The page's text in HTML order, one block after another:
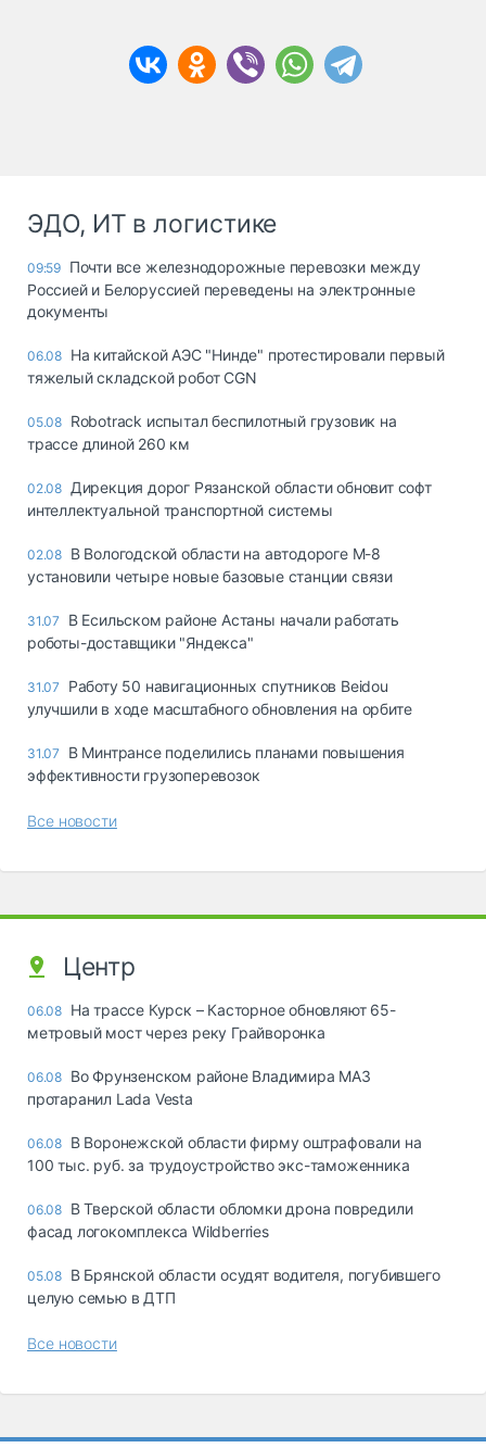
ЭДО, ИТ в логистике
09:59 Почти все железнодорожные перевозки между
Россией и Белоруссией переведены на электронные
документы
06.08 На китайской АЭС "Нинде" протестировали первый
тяжелый складской робот CGN
05.08 Robotrack испытал беспилотный грузовик на
трассе длиной 260 км
02.08 Дирекция дорог Рязанской области обновит софт
интеллектуальной транспортной системы
02.08 В Вологодской области на автодороге М-8
установили четыре новые базовые станции связи
31.07
В Есильском районе Астаны начали работать
роботы-доставщики "Яндекса"
31.07
Работу 50 навигационных спутников Beidou
улучшили в ходе масштабного обновления на орбите
31.07
В Минтрансе поделились планами повышения
эффективности грузоперевозок
Все новости
Центр
06.08 На трассе Курск – Касторное обновляют 65-
метровый мост через реку Грайворонка
06.08 Во Фрунзенском районе Владимира МАЗ
протаранил Lada Vesta
06.08 В Воронежской области фирму оштрафовали на
100 тыс. руб. за трудоустройство экс-таможенника
06.08 В Тверской области обломки дрона повредили
фасад логокомплекса Wildberries
05.08 В Брянской области осудят водителя, погубившего
целую семью в ДТП
Все новости